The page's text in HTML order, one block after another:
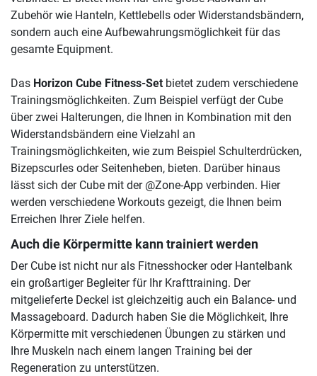
Zubehör wie Hanteln, Kettlebells oder Widerstandsbändern,
sondern auch eine Aufbewahrungsmöglichkeit für das
gesamte Equipment.
Das Horizon Cube Fitness-Set bietet zudem verschiedene
Trainingsmöglichkeiten. Zum Beispiel verfügt der Cube
über zwei Halterungen, die Ihnen in Kombination mit den
Widerstandsbändern eine Vielzahl an
Trainingsmöglichkeiten, wie zum Beispiel Schulterdrücken,
Bizepscurles oder Seitenheben, bieten. Darüber hinaus
lässt sich der Cube mit der @Zone-App verbinden. Hier
werden verschiedene Workouts gezeigt, die Ihnen beim
Erreichen Ihrer Ziele helfen.
Auch die Körpermitte kann trainiert werden
Der Cube ist nicht nur als Fitnesshocker oder Hantelbank
ein großartiger Begleiter für Ihr Krafttraining. Der
mitgelieferte Deckel ist gleichzeitig auch ein Balance- und
Massageboard. Dadurch haben Sie die Möglichkeit, Ihre
Körpermitte mit verschiedenen Übungen zu stärken und
Ihre Muskeln nach einem langen Training bei der
Regeneration zu unterstützen.